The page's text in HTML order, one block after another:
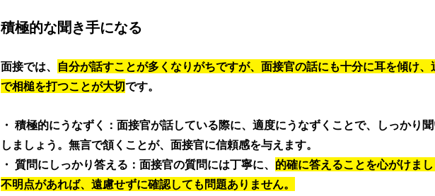
積極的な聞き手になる
面接では、 自分が話すことが多くなりがちですが、面接官の話にも十分に耳を傾け
で相槌を打つことが大切です。
・ 積極的にうなずく：面接官が話している際に、適度にうなずくことで、しっかり
しましょう。無言で頷くことが、面接官に信頼感を与えます。
・ 質問にしっかり答える：面接官の質問には丁寧に、 的確に答えることを心がけまし
不明点があれば、遠慮せずに確認しても問題ありません。